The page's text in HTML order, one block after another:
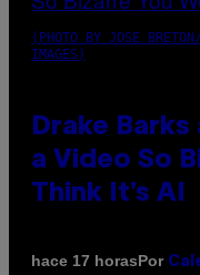
(PHOTO BY JOSE
IMAGES)
Drake
a Video So
Think It’s AI
hace 17 horasPor